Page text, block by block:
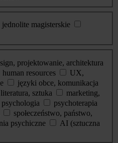
jednolite magisterskie
projektowanie, architektura
human resources
UX,
języki obce, komunikacja
sztuka
marketing,
psychologia
psychoterapia
społeczeństwo, państwo,
psychiczne
AI (sztuczna